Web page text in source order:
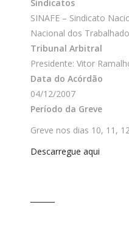
Sindicatos
SINAFE – Sindicato
Nacional dos
Tribunal Arbitral
Presidente: Vitor
Data do Acórdão
04/12/2007
Período da Greve
Greve nos dias 10, 11,
Descarregue aqui